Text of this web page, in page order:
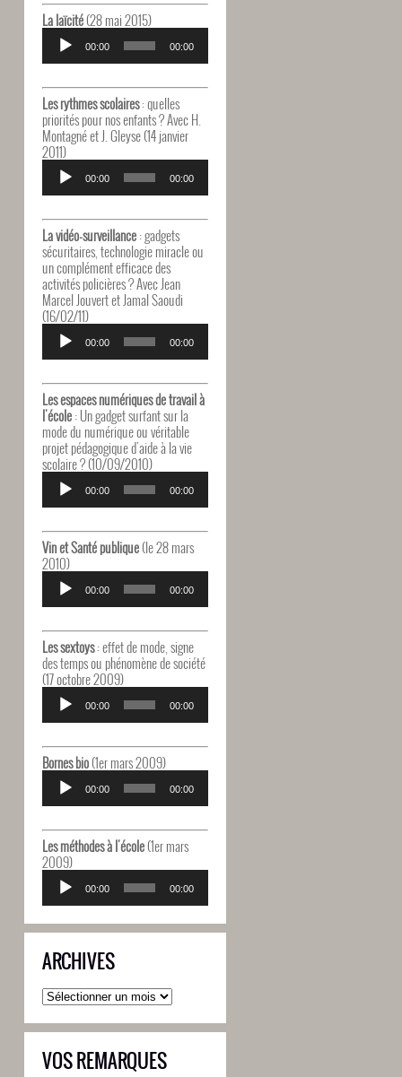
La laïcité(28 mai 2015)
Lecteur
audio
00:00 00:00
Les rythmes scolaires: quelles
priorités pour nos enfants ? Avec H.
Montagné et J. Gleyse (14 janvier
2011)
Lecteur
audio
00:00 00:00
La vidéo-surveillance: gadgets
sécuritaires, technologie miracle ou
un complément efficace des
activités policières ? Avec Jean
Marcel Jouvert et Jamal Saoudi
(16/02/11)
Lecteur
audio
00:00 00:00
Les espaces numériques de travail à
l'école: Un gadget surfant sur la
mode du numérique ou véritable
projet pédagogique d'aide à la vie
scolaire ? (10/09/2010)
Lecteur
audio
00:00 00:00
Vin et Santé publique(le 28 mars
2010)
Lecteur
audio
00:00 00:00
Les sextoys: effet de mode, signe
des temps ou phénomène de société
(17 octobre 2009)
Lecteur
audio
00:00 00:00
Bornes bio(1er mars 2009)
Lecteur
audio
00:00 00:00
Les méthodes à l'école(1er mars
2009)
Lecteur
audio
00:00 00:00
ARCHIVES
Archives
VOS REMARQUES